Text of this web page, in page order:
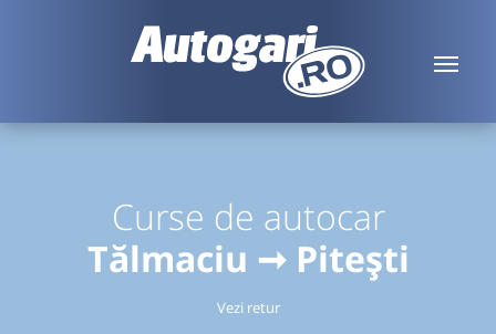
Curse de autocar
Tălmaciu ➞ Pitești
Vezi retur